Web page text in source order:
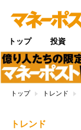
トップ 投資
トップ トレンド
トレンド